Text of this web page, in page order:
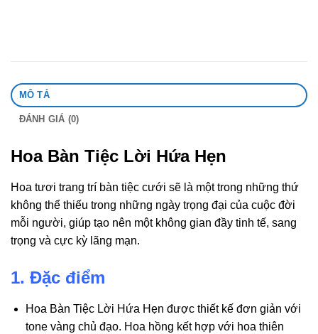
MÔ TẢ
ĐÁNH GIÁ (0)
Hoa Bàn Tiệc Lời Hứa Hẹn
Hoa tươi trang trí bàn tiệc cưới sẽ là một trong những thứ
không thể thiếu trong những ngày trọng đại của cuộc đời
mỗi người, giúp tạo nên một không gian đầy tinh tế, sang
trọng và cực kỳ lãng mạn.
1. Đặc điểm
Hoa Bàn Tiệc Lời Hứa Hẹn được thiết kế đơn giản với
tone vàng chủ đạo. Hoa hồng kết hợp với hoa thiên